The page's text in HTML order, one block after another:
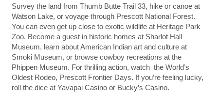
Survey the land from Thumb Butte Trail 33, hike or canoe at
Watson Lake, or voyage through Prescott National Forest.
You can even get up close to exotic wildlife at Heritage Park
Zoo. Become a guest in historic homes at Sharlot Hall
Museum, learn about American Indian art and culture at
Smoki Museum, or browse cowboy recreations at the
Phippen Museum. For thrilling action, watch the World’s
Oldest Rodeo, Prescott Frontier Days. If you’re feeling lucky,
roll the dice at Yavapai Casino or Bucky’s Casino.